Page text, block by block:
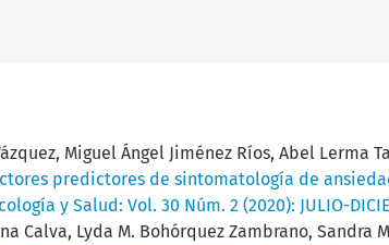
Miguel Ángel Jiménez Ríos, Abel Lerma
predictores de sintomatología de
y Salud: Vol. 30 Núm. 2 (2020): JULIO-
Calva, Lyda M. Bohórquez Zambrano, Sandra